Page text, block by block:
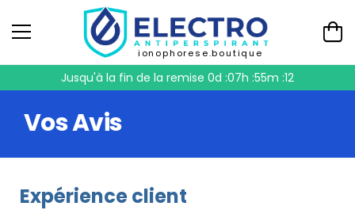
ionophorese.boutique
Jusqu'à la fin de la remise0d :07h :55m :11
Vos Avis
Expérience client